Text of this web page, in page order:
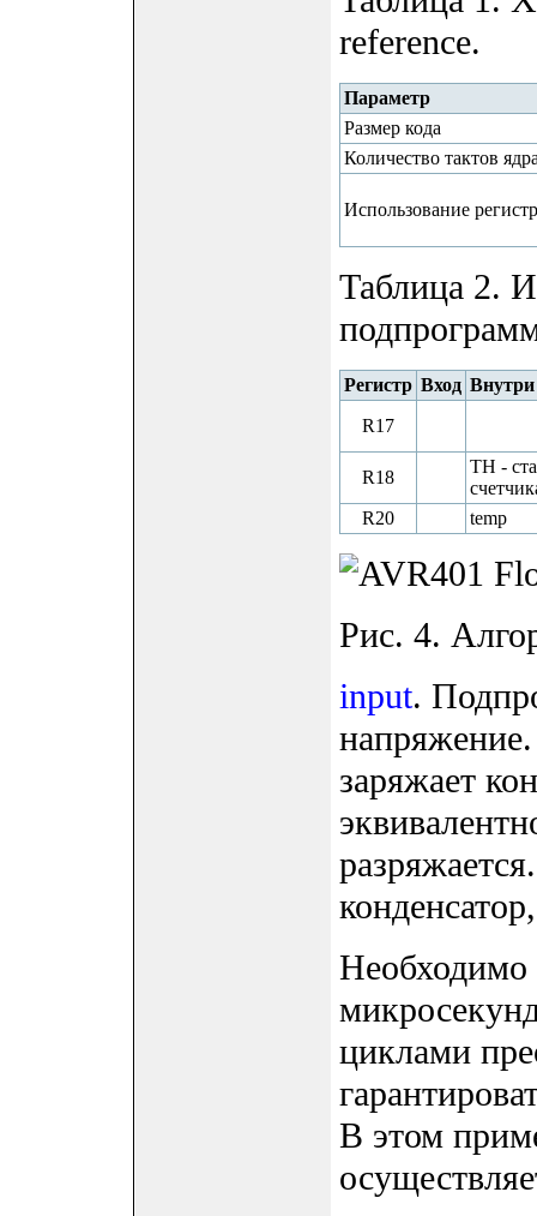
reference.
Параметр
Размер кода
Количество тактов
Использование
Таблица 2.
Регистр Вход Внутри
R17
R18
TH -
R20
temp
Рис. 4.
input.
заряжает
Необходимо
циклами
В этом